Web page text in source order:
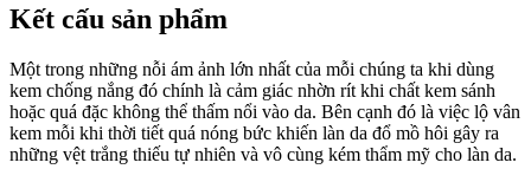
Kết cấu sản phẩm
Một trong những nỗi ám ảnh lớn nhất của mỗi chúng ta khi dùng
kem chống nắng đó chính là cảm giác nhờn rít khi chất kem sánh
hoặc quá đặc không thể thấm nổi vào da. Bên cạnh đó là việc lộ vân
kem mỗi khi thời tiết quá nóng bức khiến làn da đổ mồ hôi gây ra
những vệt trắng thiếu tự nhiên và vô cùng kém thẩm mỹ cho làn da.